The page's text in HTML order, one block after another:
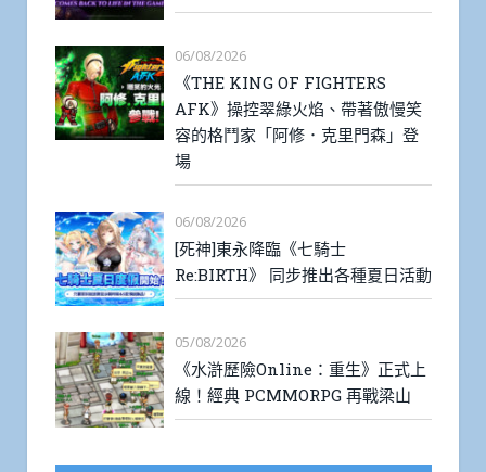
06/08/2026
《THE KING OF FIGHTERS
AFK》操控翠綠火焰、帶著傲慢笑
容的格鬥家「阿修．克里門森」登
場
06/08/2026
[死神]東永降臨《七騎士
Re:BIRTH》 同步推出各種夏日活動
05/08/2026
《水滸歷險Online：重生》正式上
線！經典 PCMMORPG 再戰梁山